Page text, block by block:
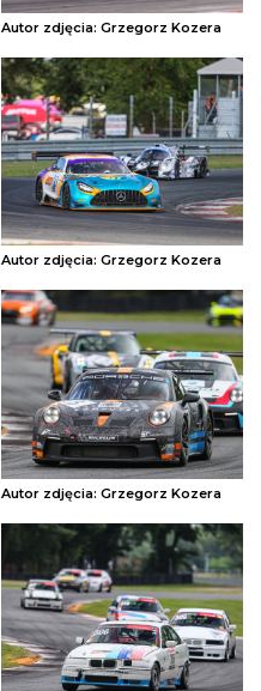
Autor zdjęcia: Grzegorz Kozera
Autor zdjęcia: Grzegorz Kozera
Autor zdjęcia: Grzegorz Kozera